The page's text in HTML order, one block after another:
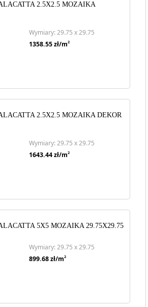
2.5X2.5 MOZAIKA
Wymiary: 29.75 x 29.75
1358.55zł/m2
2.5X2.5 MOZAIKA DEKOR
Wymiary: 29.75 x 29.75
1643.44zł/m2
5X5 MOZAIKA 29.75X29.75
Wymiary: 29.75 x 29.75
899.68zł/m2